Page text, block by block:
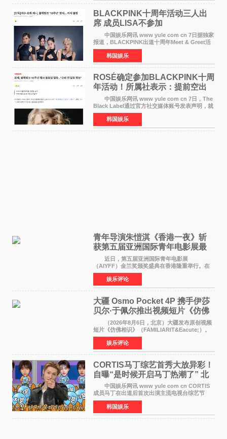
BLACKPINK十周年活动三人出
席 成员LISA不参加
中国娱乐网讯 www yule com cn 7日据独家
报道，BLACKPINK出道十周年Meet & Greet活
动将由智秀、ROS&Eacute;、JENNIE出席，
LISA将缺席。 此前BLACKPINK所属社YG并
未为组合出道十周年做
韩国娱乐
ROSÉ确定参加BLACKPINK十周
年活动！所属社表示：提前空出
了时间
中国娱乐网讯 www yule com cn 7日，The
Black Label通过官方社交媒体账号发表声明，就
近期网络上关于ROS&Eacute;个人行程及是否参
加BLACKPINK出道纪念活动的种种猜测作出正
式回应。 Th
韩国娱乐
青年导演朱愷淇《香港一夜》斩
获第五届亚洲国际青年电影展最
佳剧本改编奖
近日，第五届亚洲国际青年电影展
（AIYFF）金兰奖颁奖盛典在香港隆重举行。在
这场汇聚数百位海内外电影人、文化界人士及媒
体代表的亚洲青年影视盛会上，香港本土电影
《香港一夜》（Dawn in Ho
娱乐评论
大疆 Osmo Pocket 4P 携手伊莎
贝尔·于佩尔推出视频短片《仿佛
相识》
（2026年8月6日，北京）大疆发布原创视频
短片《仿佛相识》（FAMILIARIT&Eacute;）。
视频短片由戛纳国际电影节最佳女演员伊莎贝尔·
于佩尔（Isabelle Huppert）主演，全程使用大
疆首款双主摄口
娱乐评论
CORTIS马丁综艺首秀大放异彩！
自曝“是时候开启马丁热潮了” 北
美巡演火热进行中
中国娱乐网讯 www yule com cn CORTIS
成员马丁在出道后首次出演主流电视台综艺节
目，展现了多才多艺的魅力。 马丁出演了5日
播出的MBC《Radio Star》Fashion与Passion
之间，I&lsquo;m
韩国娱乐